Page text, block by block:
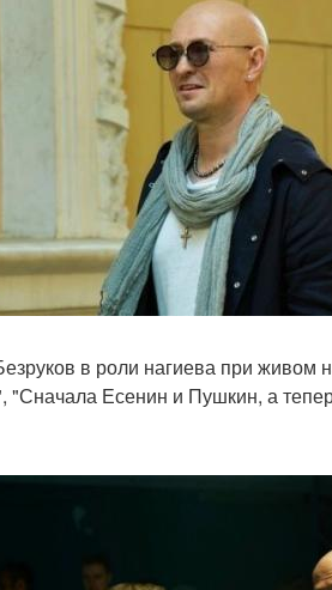
в роли нагиева при живом
"Сначала Есенин и Пушкин, а